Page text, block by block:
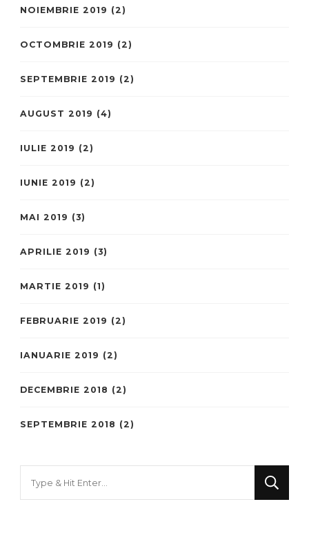
NOIEMBRIE 2019 (2)
OCTOMBRIE 2019 (2)
SEPTEMBRIE 2019 (2)
AUGUST 2019 (4)
IULIE 2019 (2)
IUNIE 2019 (2)
MAI 2019 (3)
APRILIE 2019 (3)
MARTIE 2019 (1)
FEBRUARIE 2019 (2)
IANUARIE 2019 (2)
DECEMBRIE 2018 (2)
SEPTEMBRIE 2018 (2)